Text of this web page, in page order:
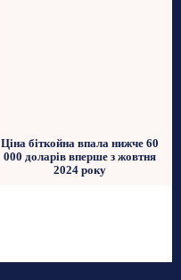
Ціна біткойна впала нижче 60
000 доларів вперше з жовтня
2024 року